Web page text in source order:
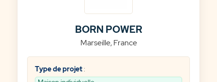
BORN POWER
Marseille, France
Type de projet: